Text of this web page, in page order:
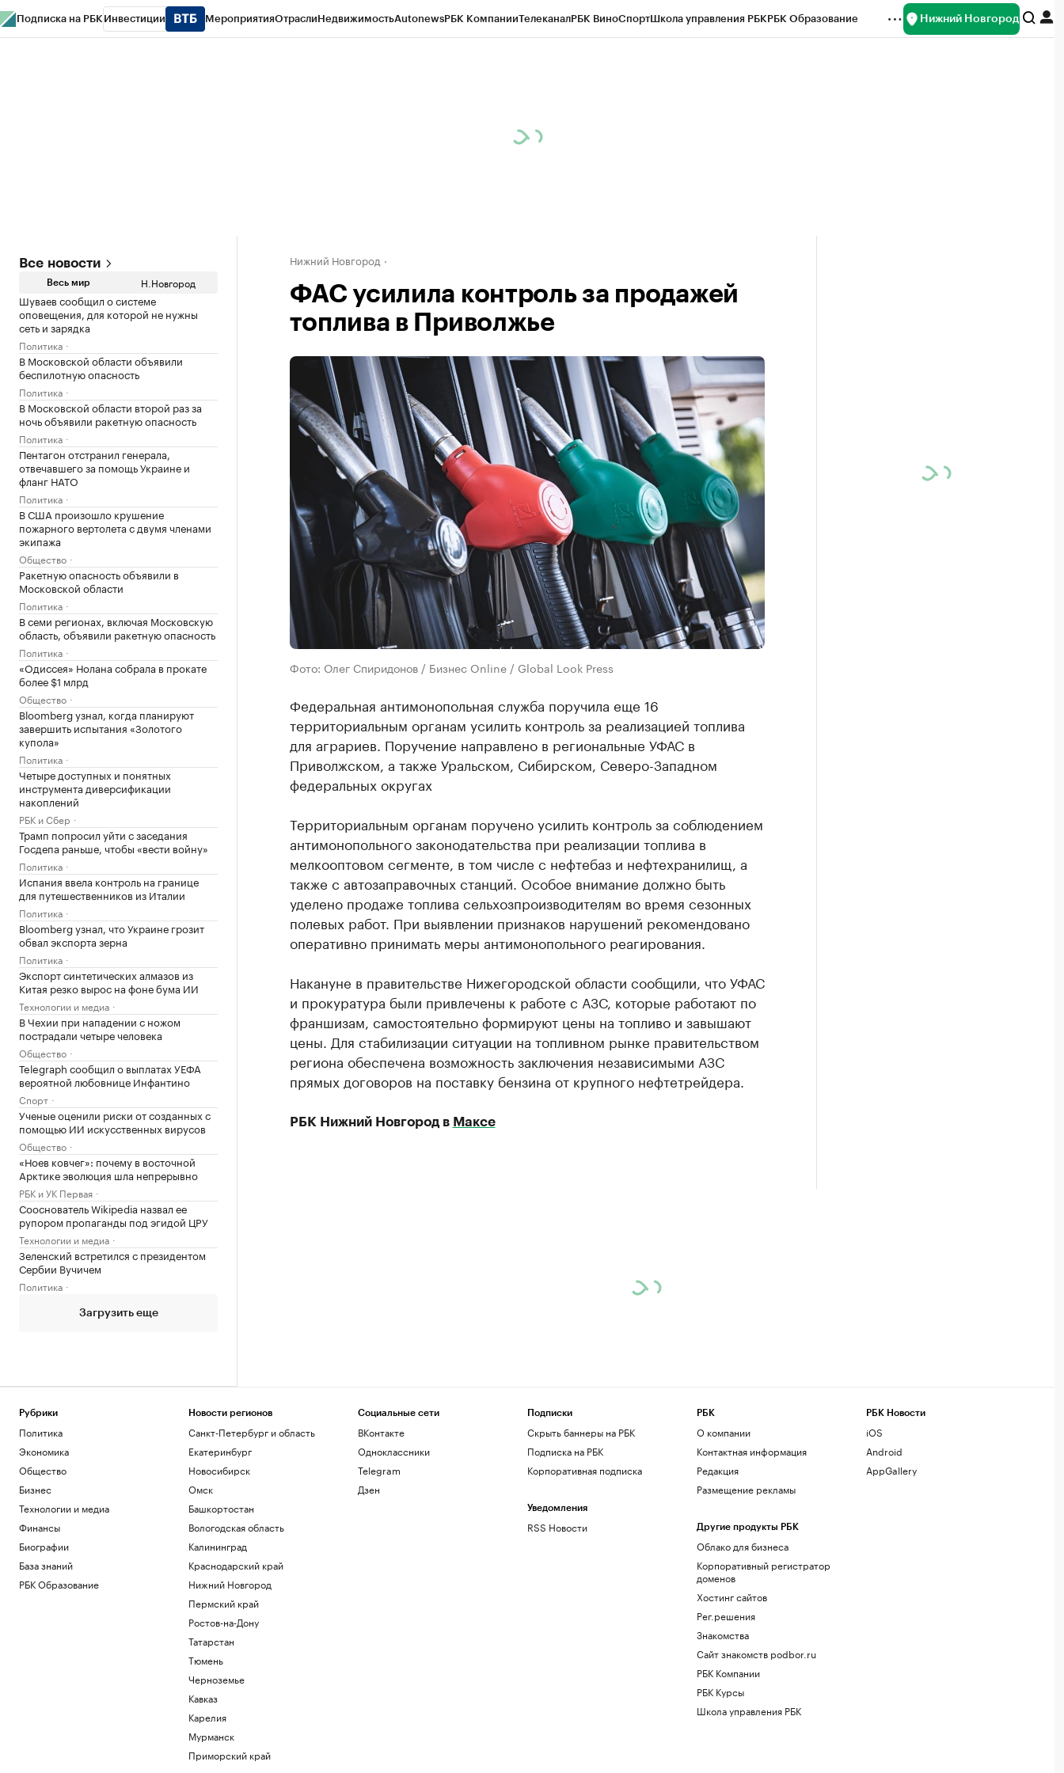
Подписка на РБК Инвестиции МероприятияОтраслиНедвижимостьAutonewsРБК КомпанииТелеканалРБК ВиноСпортШкола управления РБКРБК Образование Нижний Новгород
Все новости
Весь мир Н.Новгород
Шуваев сообщил о системе
оповещения, для которой не нужны
сеть и зарядка
Политика
В Московской области объявили
беспилотную опасность
Политика
В Московской области второй раз за
ночь объявили ракетную опасность
Политика
Пентагон отстранил генерала,
отвечавшего за помощь Украине и
фланг НАТО
Политика
В США произошло крушение
пожарного вертолета с двумя членами
экипажа
Общество
Ракетную опасность объявили в
Московской области
Политика
В семи регионах, включая Московскую
область, объявили ракетную опасность
Политика
«Одиссея» Нолана собрала в прокате
более $1 млрд
Общество
Bloomberg узнал, когда планируют
завершить испытания «Золотого
купола»
Политика
Четыре доступных и понятных
инструмента диверсификации
накоплений
РБК и Сбер
Трамп попросил уйти с заседания
Госдепа раньше, чтобы «вести войну»
Политика
Испания ввела контроль на границе
для путешественников из Италии
Политика
Bloomberg узнал, что Украине грозит
обвал экспорта зерна
Политика
Экспорт синтетических алмазов из
Китая резко вырос на фоне бума ИИ
Технологии и медиа
В Чехии при нападении с ножом
пострадали четыре человека
Общество
Telegraph сообщил о выплатах УЕФА
вероятной любовнице Инфантино
Спорт
Ученые оценили риски от созданных с
помощью ИИ искусственных вирусов
Общество
«Ноев ковчег»: почему в восточной
Арктике эволюция шла непрерывно
РБК и УК Первая
Сооснователь Wikipedia назвал ее
рупором пропаганды под эгидой ЦРУ
Технологии и медиа
Зеленский встретился с президентом
Сербии Вучичем
Политика
Загрузить еще
Нижний Новгород
ФАС усилила контроль за продажей
топлива в Приволжье
Фото: Олег Спиридонов / Бизнес Online / Global Look Press
Федеральная антимонопольная служба поручила еще 16
территориальным органам усилить контроль за реализацией топлива
для аграриев. Поручение направлено в региональные УФАС в
Приволжском, а также Уральском, Сибирском, Северо-Западном
федеральных округах
Территориальным органам поручено усилить контроль за соблюдением
антимонопольного законодательства при реализации топлива в
мелкооптовом сегменте, в том числе с нефтебаз и нефтехранилищ, а
также с автозаправочных станций. Особое внимание должно быть
уделено продаже топлива сельхозпроизводителям во время сезонных
полевых работ. При выявлении признаков нарушений рекомендовано
оперативно принимать меры антимонопольного реагирования.
Накануне в правительстве Нижегородской области сообщили, что УФАС
и прокуратура были привлечены к работе с АЗС, которые работают по
франшизам, самостоятельно формируют цены на топливо и завышают
цены. Для стабилизации ситуации на топливном рынке правительством
региона обеспечена возможность заключения независимыми АЗС
прямых договоров на поставку бензина от крупного нефтетрейдера.
РБК Нижний Новгород в Максе
Рубрики
Политика
Экономика
Общество
Бизнес
Технологии и медиа
Финансы
Биографии
База знаний
РБК Образование
Новости регионов
Санкт-Петербург и область
Екатеринбург
Новосибирск
Омск
Башкортостан
Вологодская область
Калининград
Краснодарский край
Нижний Новгород
Пермский край
Ростов-на-Дону
Татарстан
Тюмень
Черноземье
Кавказ
Карелия
Мурманск
Приморский край
Социальные сети
ВКонтакте
Одноклассники
Telegram
Дзен
Подписки
Скрыть баннеры на РБК
Подписка на РБК
Корпоративная подписка
Уведомления
RSS Новости
РБК
О компании
Контактная информация
Редакция
Размещение рекламы
Другие продукты РБК
Облако для бизнеса
Корпоративный регистратор
доменов
Хостинг сайтов
Рег.решения
Знакомства
Сайт знакомств podbor.ru
РБК Компании
РБК Курсы
Школа управления РБК
РБК Новости
iOS
Android
AppGallery